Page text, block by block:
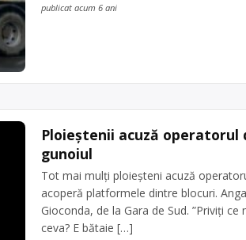
publicat acum 6 ani
Ploieștenii acuză
gunoiul
Tot mai mulți ploieșteni acuză
acoperă platformele dintre blocuri.
Gioconda, de la Gara de Sud. ”Priviți
ceva? E bătaie […]